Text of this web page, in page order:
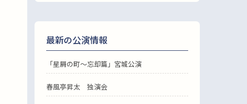
最新の公演情報
「星屑の町～忘却篇」宮城公演
春風亭昇太 独演会